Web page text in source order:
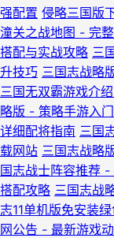
强配置 侵略三国版
潼关之战地图 - 完
搭配与实战攻略 三
升技巧 三国志战略
三国无双霸游戏介
略版 - 策略手游入
详细配将指南 三国
载网站 三国志战略
国志战士阵容推荐
搭配攻略 三国志战
志11单机版免安装
网公告 - 最新游戏